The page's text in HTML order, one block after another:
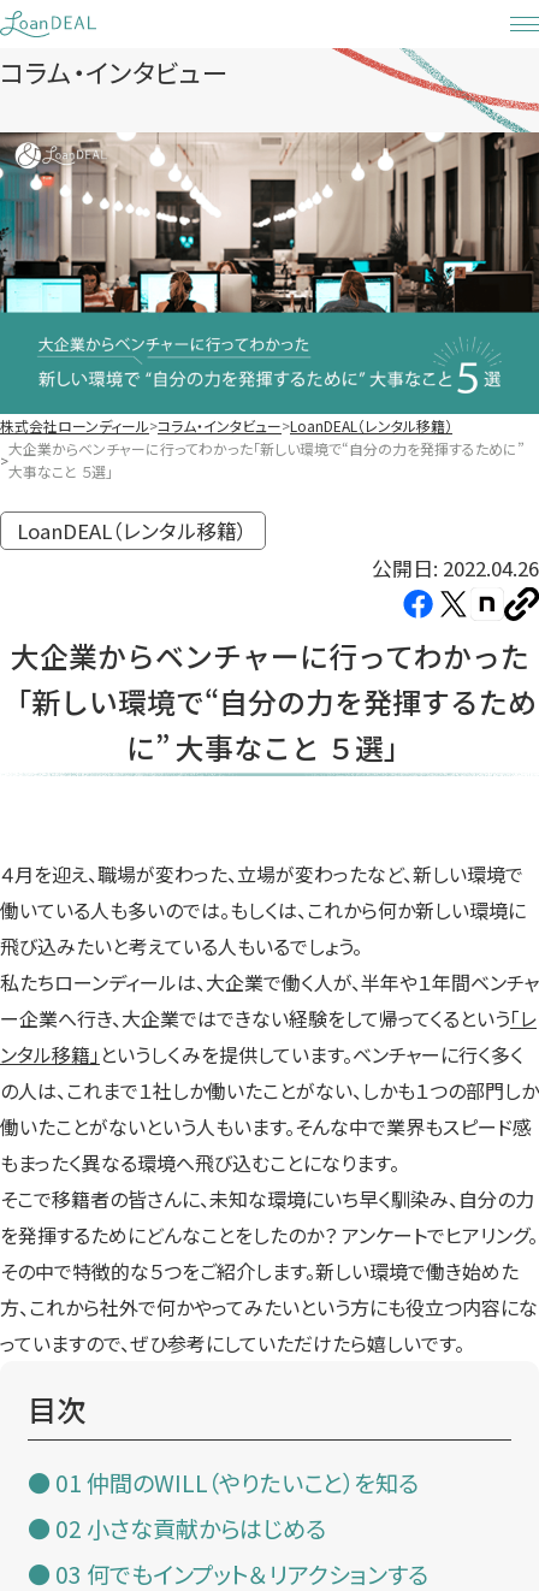
Skip
to
content
コラム・インタビュー
株式会社ローンディール コラム・インタビュー LoanDEAL（レンタル移籍）
大企業からベンチャーに行ってわかった「新しい環境で“自分の力を発揮するために”
大事なこと ５選」
LoanDEAL（レンタル移籍）
公開日: 2022.04.26
Facebook（新
い
タ
す）
X（新
い
タ
す）
note（新
い
タ
す）
コ
ピ
ー
大企業からベンチャーに行ってわかった
「新しい環境で“自分の力を発揮するため
に” 大事なこと ５選」
４月を迎え、職場が変わった、立場が変わったなど、新しい環境で
働いている人も多いのでは。もしくは、これから何か新しい環境に
飛び込みたいと考えている人もいるでしょう。
私たちローンディールは、大企業で働く人が、半年や１年間ベンチャ
ー企業へ行き、大企業ではできない経験をして帰ってくるという「レ
ンタル移籍」 というしくみを提供しています。ベンチャーに行く多く
の人は、これまで１社しか働いたことがない、しかも１つの部門しか
働いたことがないという人もいます。そんな中で業界もスピード感
もまったく異なる環境へ飛び込むことになります。
そこで移籍者の皆さんに、未知な環境にいち早く馴染み、自分の力
を発揮するためにどんなことをしたのか？ アンケートでヒアリング。
その中で特徴的な５つをご紹介します。新しい環境で働き始めた
方、これから社外で何かやってみたいという方にも役立つ内容にな
っていますので、ぜひ参考にしていただけたら嬉しいです。
目次
01 仲間のWILL（やりたいこと）を知る
02 小さな貢献からはじめる
03 何でもインプット＆リアクションする